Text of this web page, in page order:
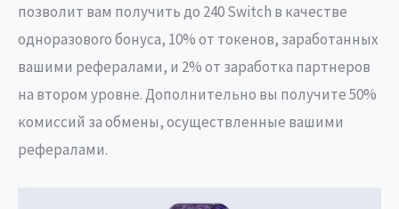
позволит вам получить до 240 Switch в качестве
одноразового бонуса, 10% от токенов, заработанных
вашими рефералами, и 2% от заработка партнеров
на втором уровне. Дополнительно вы получите 50%
комиссий за обмены, осуществленные вашими
рефералами.